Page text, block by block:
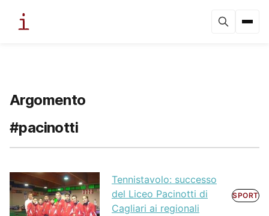
Argomento
#pacinotti
Tennistavolo: successo
del Liceo Pacinotti di
Cagliari ai regionali
SPORT